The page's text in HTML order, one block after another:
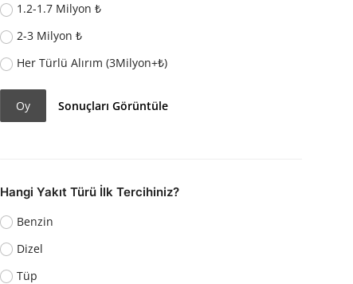
1.2-1.7 Milyon ₺
2-3 Milyon ₺
Her Türlü Alırım (3Milyon+₺)
Oy Sonuçları Görüntüle
Hangi Yakıt Türü İlk Tercihiniz?
Benzin
Dizel
Tüp